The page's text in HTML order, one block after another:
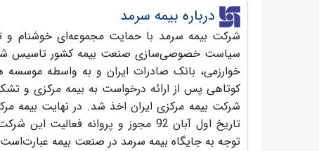
درباره بیمه سرمد
شرکت بیمه سرمد با حمایت مجموعه‌ای خوشنام و
کوتاهی پس از ارائه درخواست به بیمه مرکزی و
شرکت بیمه مرکزی ایران اخذ شد. در نهایت بیمه
تاریخ اول آبان 92 مجوز و پروانه
توجه به جایگاه بیمه سرمد در صنعت بیمه عبارت‌است